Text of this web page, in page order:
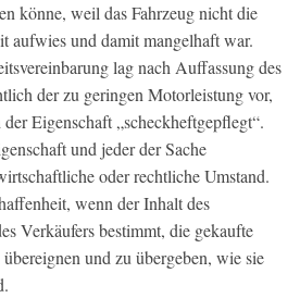
könne, weil das Fahrzeug nicht die
aufwies und damit mangelhaft war.
lag nach Auffassung des
der zu geringen Motorleistung vor,
Eigenschaft „scheckheftgepflegt“.
und jeder der Sache
oder rechtliche Umstand.
wenn der Inhalt des
Verkäufers bestimmt, die gekaufte
und zu übergeben, wie sie